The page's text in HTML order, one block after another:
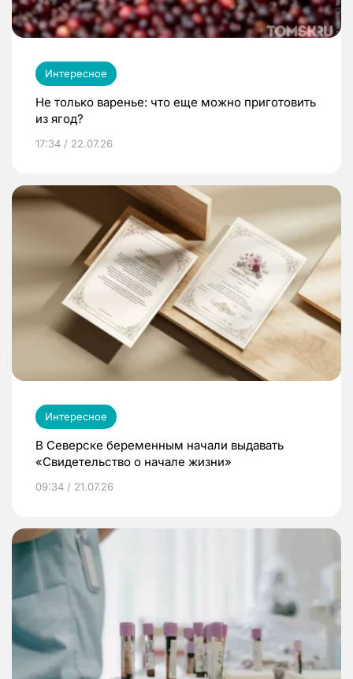
Интересное
Не только варенье: что еще можно приготовить
из ягод?
17:34 / 22.07.26
Интересное
В Северске беременным начали выдавать
«Свидетельство о начале жизни»
09:34 / 21.07.26